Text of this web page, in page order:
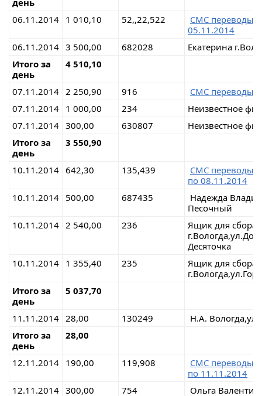
день
06.11.2014
1 010,10 52,,22,522
СМС переводы
05.11.2014
06.11.2014 3 500,00 682028
Екатерина
Итого за
день
4 510,10
07.11.2014 2 250,90 916
СМС переводы
07.11.2014
1 000,00 234
Неизвестное
07.11.2014 300,00 630807
Неизвестное
Итого за
день
3 550,90
10.11.2014 642,30 135,439
СМС переводы
по 08.11.2014
10.11.2014
500,00 687435
Надежда
Песочный
10.11.2014 2 540,00 236
Ящик для сбора
Десяточка
10.11.2014
1 355,40 235
Ящик для сбора
Итого за
день
5 037,70
11.11.2014 28,00 130249
Н.А.
Итого за
день
28,00
12.11.2014 190,00 119,908
СМС переводы
по 11.11.2014
12.11.2014 300,00 754
Ольга